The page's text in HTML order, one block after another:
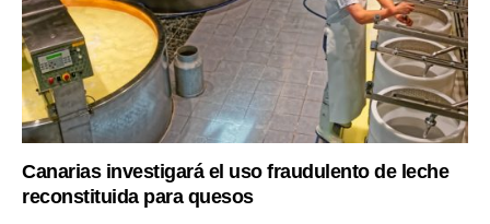
Canarias investigará el uso fraudulento de leche
reconstituida para quesos